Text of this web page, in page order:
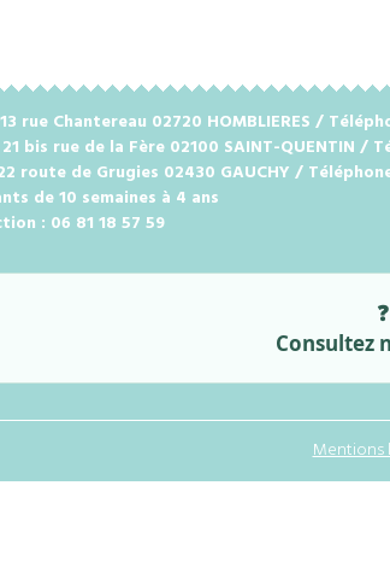
rue Chantereau 02720 HOMBLIERES /
bis rue de la Fère 02100 SAINT-QUENTIN /
route de Grugies 02430 GAUCHY /
de 10 semaines à 4 ans
: 06 81 18 57 59
Consultez
Mentions